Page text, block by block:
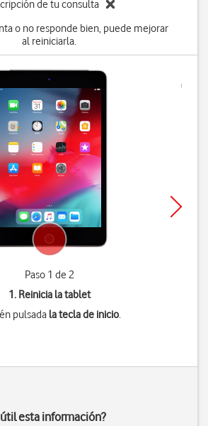
de tu consulta
o no responde bien, puede mejorar
al reiniciarla.
Paso 1 de 2
1. Reinicia la tablet
pulsada la tecla de inicio.
esta información?